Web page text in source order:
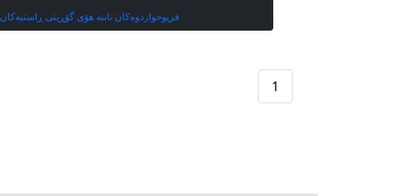
فریوخواردوەکان نابنە هۆی گۆڕینی ڕاستیەکان
1